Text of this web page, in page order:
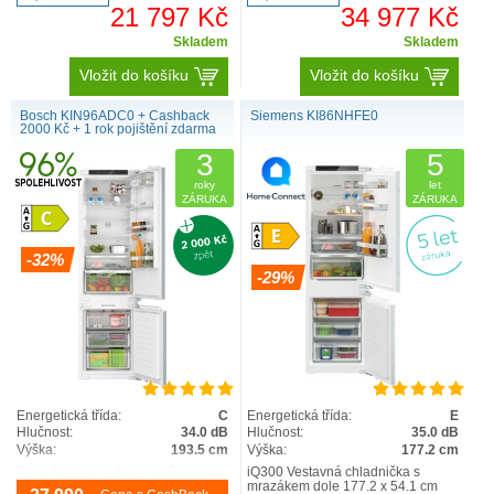
21 797 Kč
Skladem
Vložit do košíku
34 977 Kč
Skladem
Vložit do košíku
Bosch KIN96ADC0 + Cashback
2000 Kč + 1 rok pojištění zdarma
-32%
3
roky
ZÁRUKA
Energetická třída:
C
Hlučnost:
34.0 dB
Výška:
193.5 cm
mrazákem dole, 193.5 x 55.8 cm,
Siemens KI86NHFE0
-29%
5
let
ZÁRUKA
Energetická třída:
E
Hlučnost:
35.0 dB
Výška:
177.2 cm
iQ300 Vestavná chladnička s
mrazákem dole 177.2 x 54.1 cm